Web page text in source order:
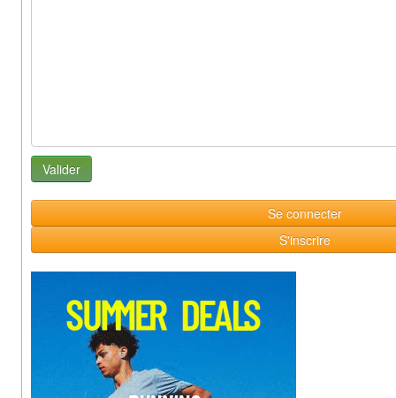
Se connecter
S'inscrire